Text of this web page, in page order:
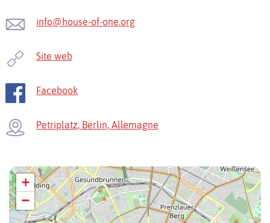
info@house-of-one.org
Site web
Facebook
Petriplatz, Berlin, Allemagne
+
−